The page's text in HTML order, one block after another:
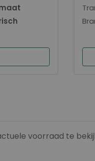
voorraad te